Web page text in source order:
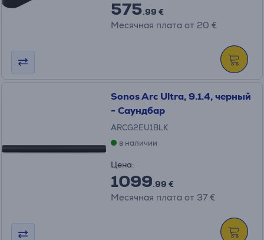
575.99 €
Месячная плата от 20 €
Sonos Arc Ultra, 9.1.4, черный
- Саундбар
ARCG2EU1BLK
в наличии
Цена:
1099.99 €
Месячная плата от 37 €